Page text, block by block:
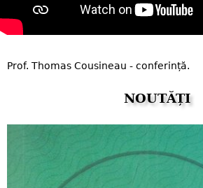
Prof. Thomas Cousineau - conferință.
NOUTĂȚI